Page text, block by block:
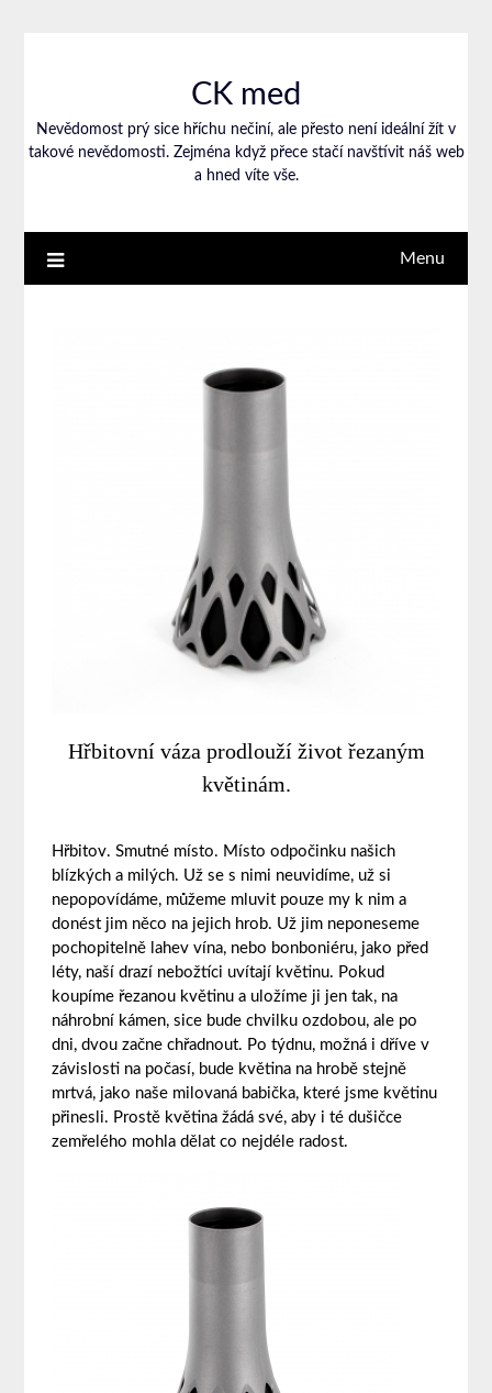
CK med
Nevědomost prý sice hříchu nečiní, ale přesto není ideální žít v
takové nevědomosti. Zejména když přece stačí navštívit náš web
a hned víte vše.
Menu
Hřbitovní váza prodlouží život řezaným
květinám.
Hřbitov. Smutné místo. Místo odpočinku našich
blízkých a milých. Už se s nimi neuvidíme, už si
nepopovídáme, můžeme mluvit pouze my k nim a
donést jim něco na jejich hrob. Už jim neponeseme
pochopitelně lahev vína, nebo bonboniéru, jako před
léty, naší drazí nebožtíci uvítají květinu. Pokud
koupíme řezanou květinu a uložíme ji jen tak, na
náhrobní kámen, sice bude chvilku ozdobou, ale po
dni, dvou začne chřadnout. Po týdnu, možná i dříve v
závislosti na počasí, bude květina na hrobě stejně
mrtvá, jako naše milovaná babička, které jsme květinu
přinesli. Prostě květina žádá své, aby i té dušičce
zemřelého mohla dělat co nejdéle radost.